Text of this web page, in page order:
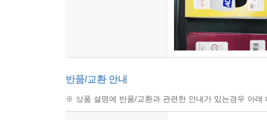
반품/교환 안내
※ 상품 설명에 반품/교환과 관련한 안내가 있는경우 아